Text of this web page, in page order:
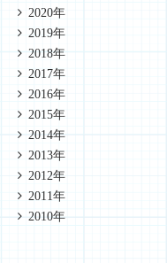
2020年
2019年
2018年
2017年
2016年
2015年
2014年
2013年
2012年
2011年
2010年